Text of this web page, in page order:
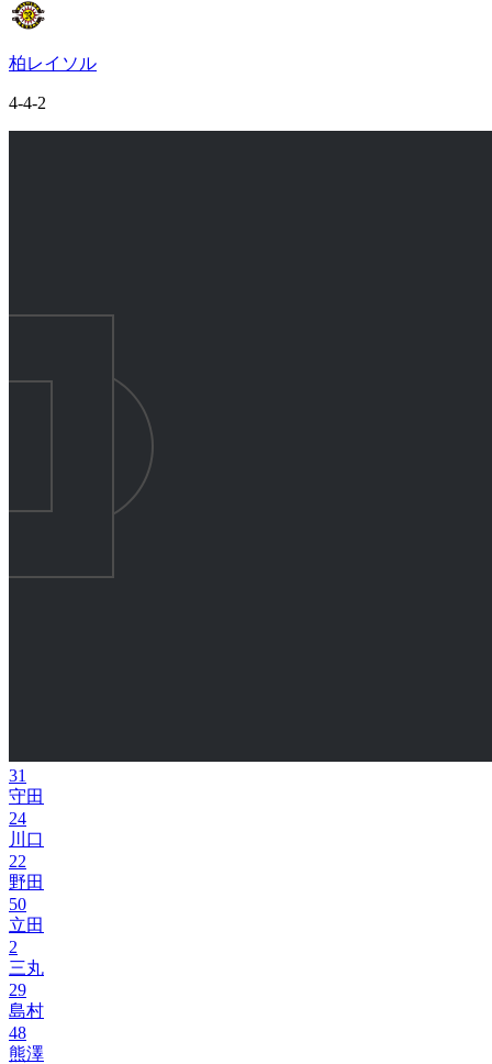
柏レイソル
4-4-2
31
守田
24
川口
22
野田
50
立田
2
三丸
29
島村
48
熊澤